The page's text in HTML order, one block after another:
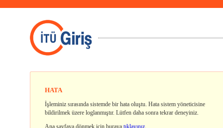
HATA
İşleminiz sırasında sistemde bir hata oluştu. Hata sistem yöneticisine
bildirilmek üzere loglanmıştır. Lütfen daha sonra tekrar deneyiniz.